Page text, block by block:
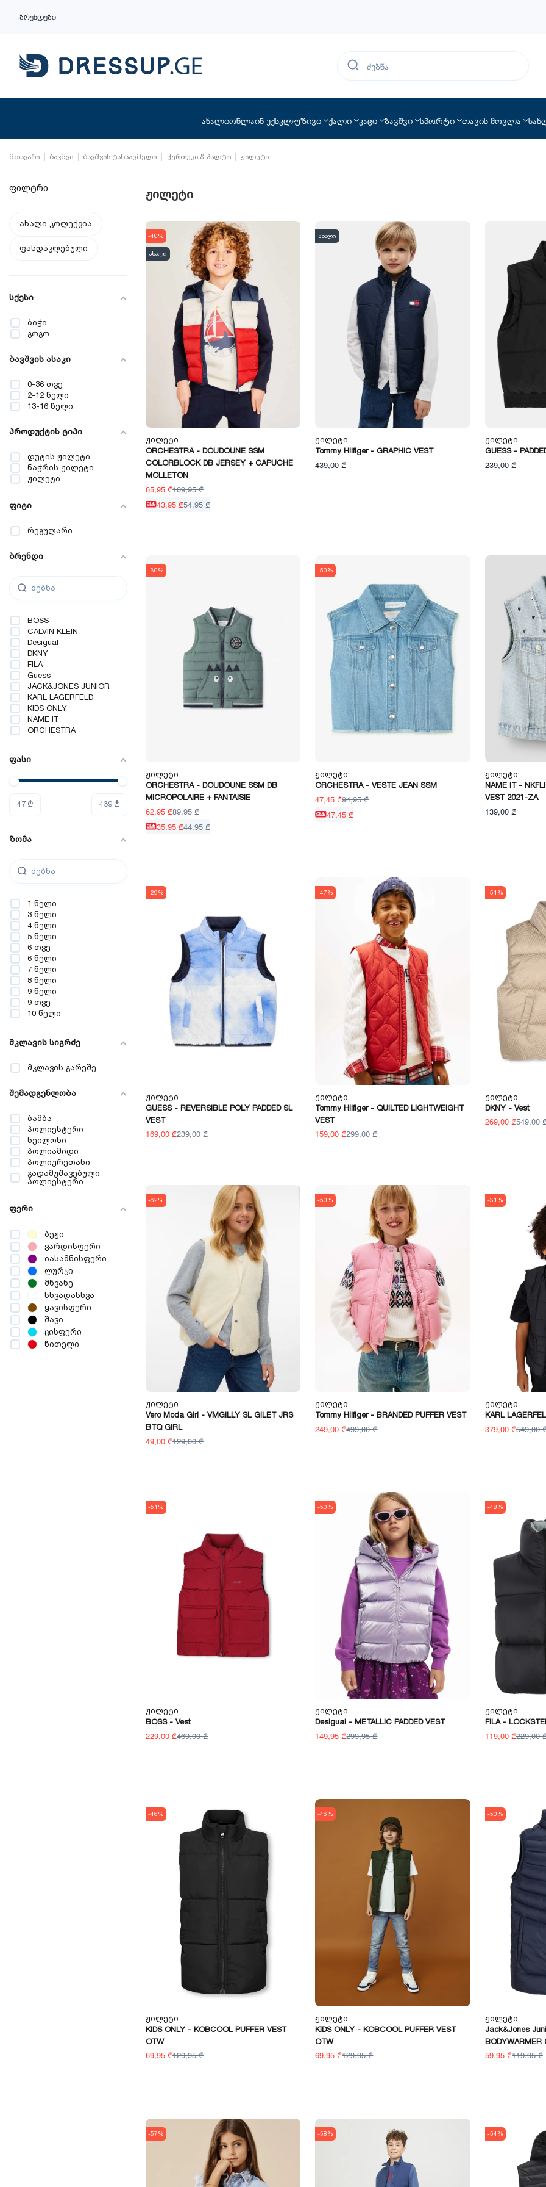
ბრენდები
ახალიონლაინ ექსკლუზივი ქალი კაცი ბავშვი სპორტი თავის მოვლა
მთავარი ბავშვი ბავშვის ტანსაცმელი ქურთუკი & პალტო ჟილეტი
ჟილეტი
-40%
ახალი
Ჟილეტი
ORCHESTRA - DOUDOUNE SSM
COLORBLOCK DB JERSEY + CAPUCHE
MOLLETON
65,95 ₾109,95 ₾
43,95 ₾54,95 ₾
ახალი
Ჟილეტი
Tommy Hilfiger - GRAPHIC VEST
439,00 ₾
Ჟილეტი
GUESS -
239,00 ₾
-30%
Ჟილეტი
ORCHESTRA - DOUDOUNE SSM DB
MICROPOLAIRE + FANTAISIE
62,95 ₾89,95 ₾
35,95 ₾44,95 ₾
-50%
Ჟილეტი
ORCHESTRA - VESTE JEAN SSM
47,45 ₾94,95 ₾
47,45 ₾
Ჟილეტი
NAME IT -
VEST 2021-ZA
139,00 ₾
-29%
Ჟილეტი
GUESS - REVERSIBLE POLY PADDED SL
VEST
169,00 ₾239,00 ₾
-47%
Ჟილეტი
Tommy Hilfiger - QUILTED LIGHTWEIGHT
VEST
159,00 ₾299,00 ₾
-51%
Ჟილეტი
DKNY - Vest
269,00 ₾549,00
-62%
Ჟილეტი
Vero Moda Girl - VMGILLY SL GILET JRS
BTQ GIRL
49,00 ₾129,00 ₾
-50%
Ჟილეტი
Tommy Hilfiger - BRANDED PUFFER VEST
249,00 ₾499,00 ₾
-31%
Ჟილეტი
KARL
379,00 ₾549,00
-51%
Ჟილეტი
BOSS - Vest
229,00 ₾469,00 ₾
-50%
Ჟილეტი
Desigual - METALLIC PADDED VEST
149,95 ₾299,95 ₾
-48%
Ჟილეტი
FILA -
119,00 ₾229,00
-46%
Ჟილეტი
KIDS ONLY - KOBCOOL PUFFER VEST
OTW
69,95 ₾129,95 ₾
-46%
Ჟილეტი
KIDS ONLY - KOBCOOL PUFFER VEST
OTW
69,95 ₾129,95 ₾
-50%
Ჟილეტი
Jack&Jones
BODYWARMER
59,95 ₾119,95 ₾
-57% -58% -54%
ფილტრი
ახალი კოლექცია
ფასდაკლებული
სქესი
ბიჭი
გოგო
ბავშვის ასაკი
0-36 თვე
2-12 წელი
13-16 წელი
პროდუქტის ტიპი
დუტის ჟილეტი
ნაჭრის ჟილეტი
ჟილეტი
ფიტი
რეგულარი
ბრენდი
BOSS
CALVIN KLEIN
Desigual
DKNY
FILA
Guess
JACK&JONES JUNIOR
KARL LAGERFELD
KIDS ONLY
NAME IT
ORCHESTRA
ფასი
47 ₾ 439 ₾
ზომა
1 წელი
3 წელი
4 წელი
5 წელი
6 თვე
6 წელი
7 წელი
8 წელი
9 წელი
9 თვე
10 წელი
12 წელი
12 თვე
14 წელი
16 წელი
18 თვე
23 თვე
36 თვე
3-6 თვე
5-6 წელი
9-10 წელი
13-14 წელი
მკლავის სიგრძე
მკლავის გარეშე
შემადგენლობა
ბამბა
პოლიესტერი
ნეილონი
პოლიამიდი
პოლიურეთანი
გადამუშავებული
პოლიესტერი
ფერი
ბეჟი
ვარდისფერი
იასამნისფერი
ლურჯი
მწვანე
სხვადასხვა
ყავისფერი
შავი
ცისფერი
წითელი